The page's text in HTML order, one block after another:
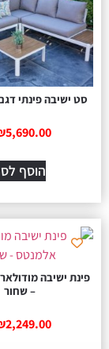
סט ישיבה פינתי
5,690.00
הוסף
פינת ישיבה
– שחור
2,249.00